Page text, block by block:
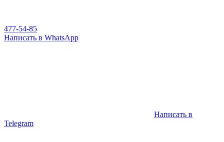
477-54-85
Написать в WhatsApp
Написать в
Telegram